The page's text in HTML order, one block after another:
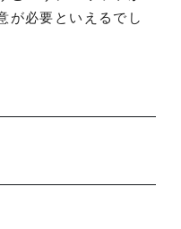
が必要といえるでし